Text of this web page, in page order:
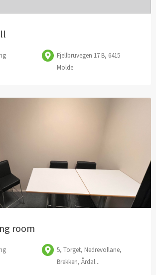
Fjellbruvegen 17 B, 6415
Molde
room
5, Torget, Nedrevollane,
Brekken, Årdal...